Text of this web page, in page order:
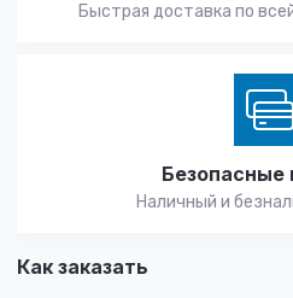
Быстрая доставка по
Безопасные
Наличный и
Как заказать